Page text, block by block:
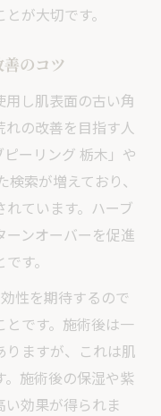
が大切です。
のコツ
し肌表面の古い角
の改善を目指す人
ーリング 栃木」や
索が増えており、
ています。ハーブ
ーンオーバーを促進
す。
性を期待するので
とです。施術後は一
りますが、これは肌
施術後の保湿や紫
効果が得られま